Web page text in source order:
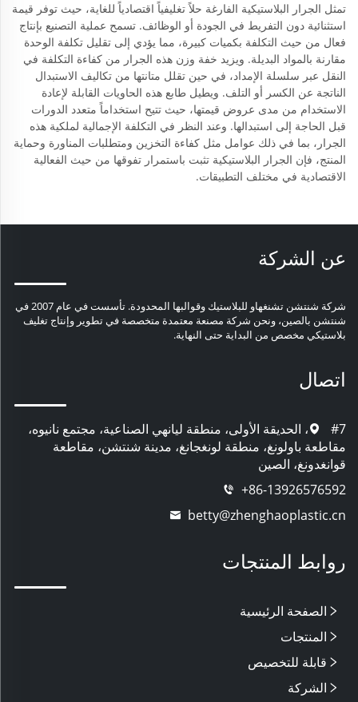
تمثل الجرار البلاستيكية الفارغة حلاً تغليفياً اقتصادياً للغاية، حيث توفر قيمة
استثنائية دون التفريط في الجودة أو الوظائف. تسمح عملية التصنيع بإنتاج
فعال من حيث التكلفة بكميات كبيرة، مما يؤدي إلى تقليل تكلفة الوحدة
مقارنة بالمواد البديلة. ويزيد خفة وزن هذه الجرار من كفاءة التكلفة في
النقل عبر سلسلة الإمداد، في حين تقلل متانتها من تكاليف الاستبدال
الناتجة عن الكسر أو التلف. ويطيل طابع هذه الحاويات القابلة لإعادة
الاستخدام من مدى عروض قيمتها، حيث تتيح استخداماً متعدد الدورات
قبل الحاجة إلى استبدالها. وعند النظر في التكلفة الإجمالية لملكية هذه
الجرار، بما في ذلك عوامل مثل كفاءة التخزين ومتطلبات المناورة وحماية
المنتج، فإن الجرار البلاستيكية تثبت باستمرار تفوقها من حيث الفعالية
الاقتصادية في مختلف التطبيقات.
عن الشركة
شركة شنتشن تشنغهاو للبلاستيك وقوالبها المحدودة. تأسست في عام 2007 في
شنتشن بالصين، ونحن شركة مصنعة معتمدة متخصصة في تطوير وإنتاج تغليف
بلاستيكي مخصص من البداية حتى النهاية.
اتصال
#7، الحديقة الأولى، منطقة ليانهي الصناعية، مجتمع نانيوه،
مقاطعة باولونغ، منطقة لونغجانغ، مدينة شنتشن، مقاطعة
قوانغدونغ، الصين
+86-13926576592
betty@zhenghaoplastic.cn
روابط المنتجات
الصفحة الرئيسية
المنتجات
قابلة للتخصيص
الشركة